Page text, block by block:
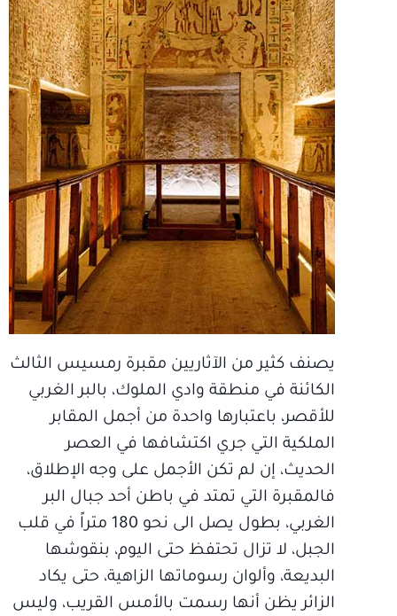
يصنف كثير من الآثاريين مقبرة رمسيس الثالث
الكائنة في منطقة وادي الملوك، بالبر الغربي
للأقصر، باعتبارها واحدة من أجمل المقابر
الملكية التي جري اكتشافها في العصر
الحديث، إن لم تكن الأجمل على وجه الإطلاق،
فالمقبرة التي تمتد في باطن أحد جبال البر
الغربي، بطول يصل الى نحو 180 متراً في قلب
الجبل، لا تزال تحتفظ حتى اليوم، بنقوشها
البديعة، وألوان رسوماتها الزاهية، حتى يكاد
الزائر يظن أنها رسمت بالأمس القريب، وليس